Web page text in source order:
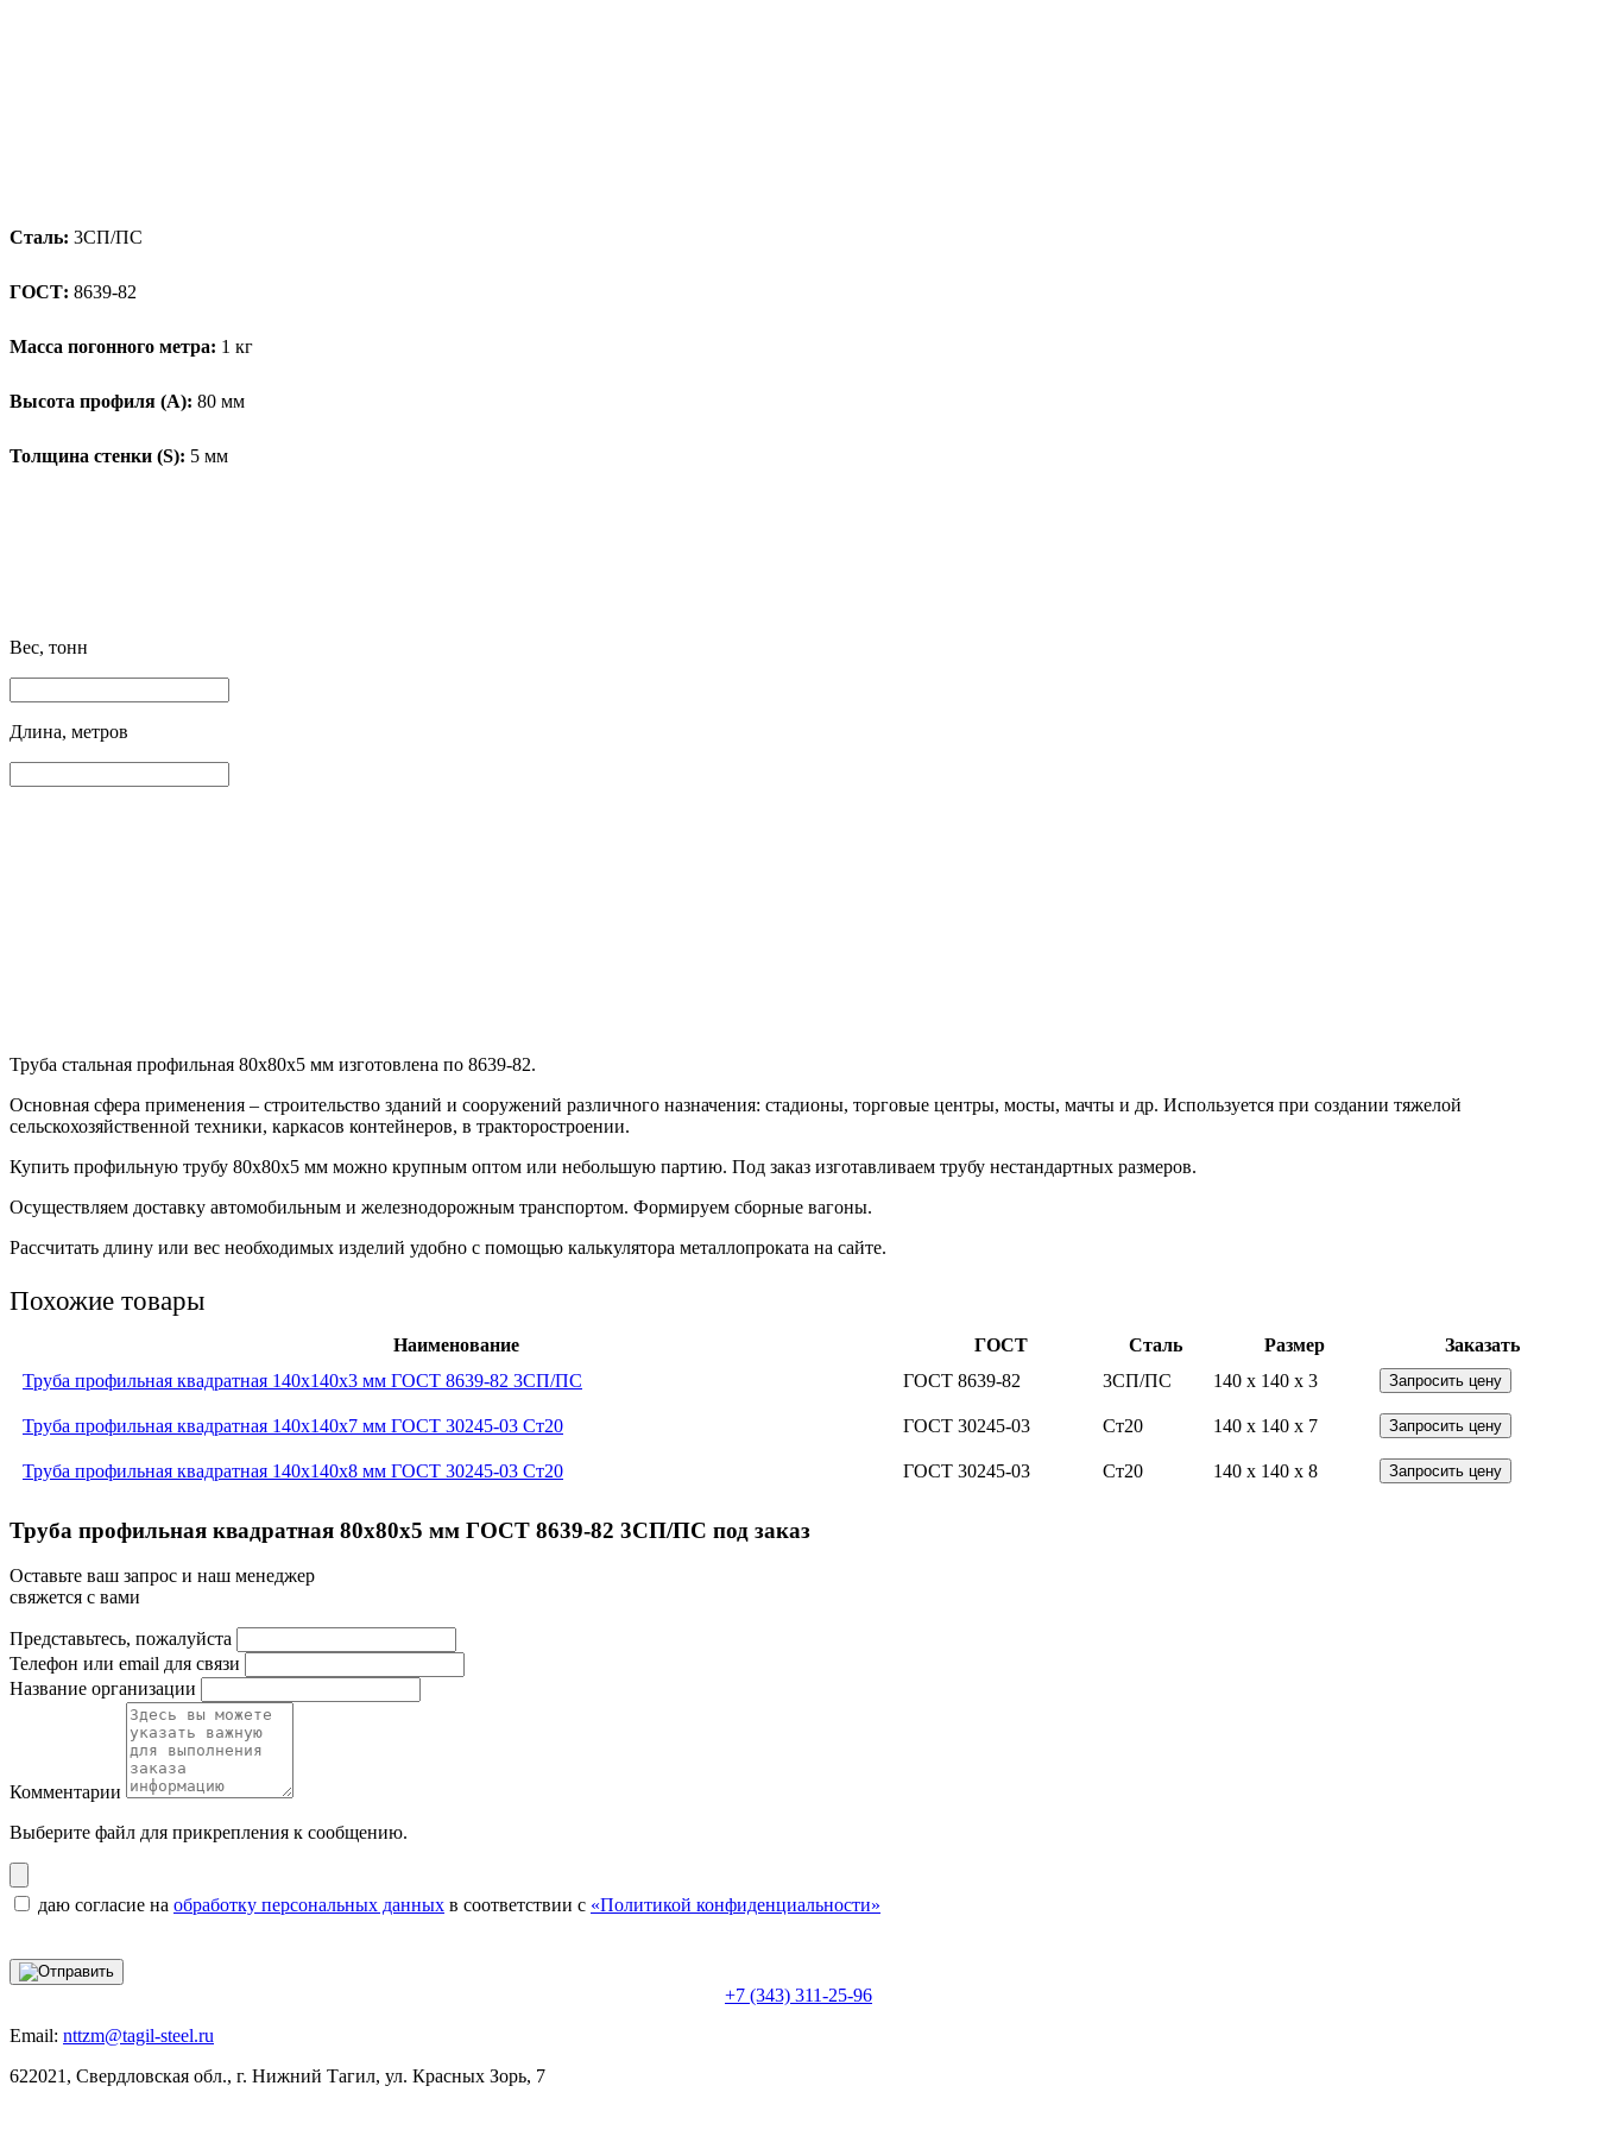
Сталь: 3СП/ПС
ГОСТ: 8639-82
Масса погонного метра: 1 кг
Высота профиля (А): 80 мм
Толщина стенки (S): 5 мм
Вес, тонн
Длина, метров
Труба стальная профильная 80х80х5 мм изготовлена по 8639-82.
Основная сфера применения – строительство зданий и сооружений различного назначения: стадионы, торговые центры, мосты, мачты и др. Используется при создании тяжелой
сельскохозяйственной техники, каркасов контейнеров, в тракторостроении.
Купить профильную трубу 80х80х5 мм можно крупным оптом или небольшую партию. Под заказ изготавливаем трубу нестандартных размеров.
Осуществляем доставку автомобильным и железнодорожным транспортом. Формируем сборные вагоны.
Рассчитать длину или вес необходимых изделий удобно с помощью калькулятора металлопроката на сайте.
Похожие товары
Наименование ГОСТ Сталь Размер
Заказать
Труба профильная квадратная 140x140x3 мм ГОСТ 8639-82 3СП/ПС
ГОСТ 8639-82 3СП/ПС 140 x 140 x 3 Запросить цену
Труба профильная квадратная 140x140x7 мм ГОСТ 30245-03 Ст20 ГОСТ 30245-03 Ст20 140 x 140 x 7 Запросить цену
Труба профильная квадратная 140x140x8 мм ГОСТ 30245-03 Ст20 ГОСТ 30245-03 Ст20 140 x 140 x 8 Запросить цену
Труба профильная квадратная 80x80x5 мм ГОСТ 8639-82 3СП/ПС под заказ
Оставьте ваш запрос и наш менеджер
свяжется с вами
Представьтесь, пожалуйста
Телефон или email для связи
Название организации
Комментарии
Выберите файл для прикрепления к сообщению.
даю согласие на обработку персональных данных в соответствии с «Политикой конфиденциальности»
+7 (343) 311-25-96
Email: nttzm@tagil-steel.ru
622021, Свердловская обл., г. Нижний Тагил, ул. Красных Зорь, 7